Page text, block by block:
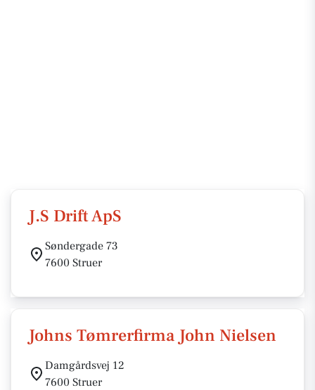
J.S Drift ApS
Søndergade 73
7600 Struer
Johns Tømrerfirma John Nielsen
Damgårdsvej 12
7600 Struer